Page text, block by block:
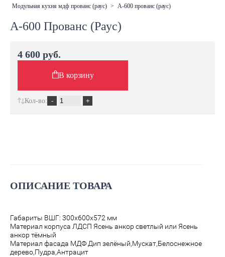
модульная кухня мдф прованс (раус) > а-600 прованс (раус)
А-600 Прованс (Раус)
ОПИСАНИЕ ТОВАРА
Габариты ВШГ: 300х600х572 мм
Материал корпуса ЛДСП Ясень анкор светлый или Ясень
анкор тёмный
Материал фасада МДФ Дип зелёный,Мускат,Белоснежное
дерево,Пудра,Антрацит
4 600 руб.
В корзину
Кол-во: